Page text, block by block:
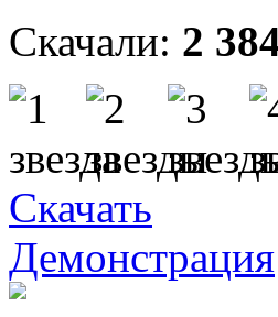
Скачали: 2
Скачать
Демонстрация